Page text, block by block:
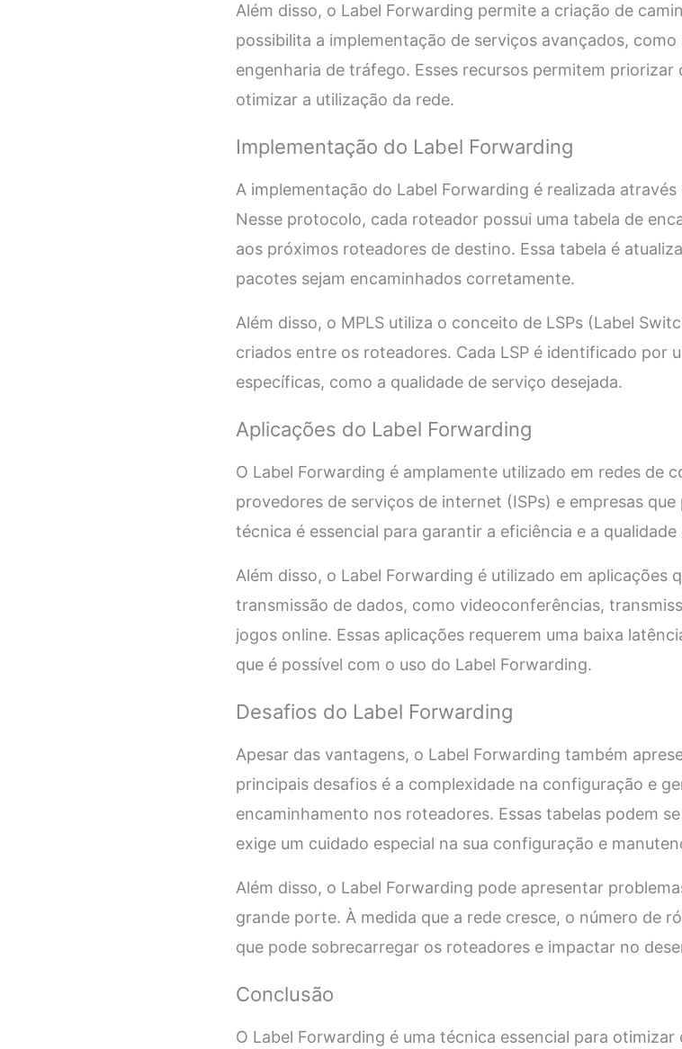
Além disso, o Label Forwarding permite a criação de
possibilita a implementação de serviços avançados,
engenharia de tráfego. Esses recursos permitem
otimizar a utilização da rede.
Implementação do Label Forwarding
A implementação do Label Forwarding é realizada
Nesse protocolo, cada roteador possui uma tabela de
aos próximos roteadores de destino. Essa tabela é
pacotes sejam encaminhados corretamente.
Além disso, o MPLS utiliza o conceito de LSPs (Label
criados entre os roteadores. Cada LSP é identificado por
específicas, como a qualidade de serviço desejada.
Aplicações do Label Forwarding
O Label Forwarding é amplamente utilizado em redes de
provedores de serviços de internet (ISPs) e empresas
técnica é essencial para garantir a eficiência e a
Além disso, o Label Forwarding é utilizado em aplicações
transmissão de dados, como videoconferências,
jogos online. Essas aplicações requerem uma baixa
que é possível com o uso do Label Forwarding.
Desafios do Label Forwarding
Apesar das vantagens, o Label Forwarding também
principais desafios é a complexidade na configuração e
encaminhamento nos roteadores. Essas tabelas podem
exige um cuidado especial na sua configuração e
Além disso, o Label Forwarding pode apresentar
grande porte. À medida que a rede cresce, o número de
que pode sobrecarregar os roteadores e impactar no
Conclusão
O Label Forwarding é uma técnica essencial para